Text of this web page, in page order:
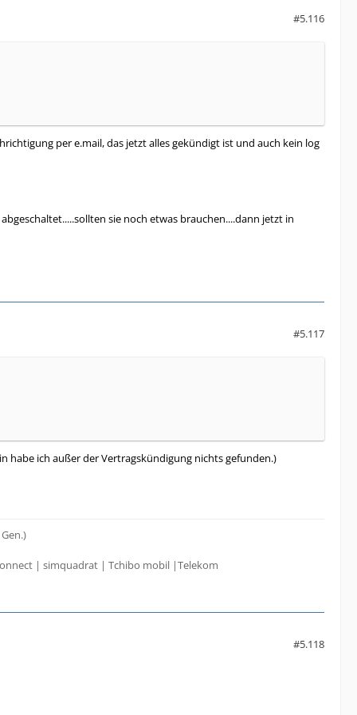
#5.116
per e.mail, das jetzt alles gekündigt ist und auch kein log
sie noch etwas brauchen....dann jetzt in
#5.117
habe ich außer der Vertragskündigung nichts gefunden.)
| simquadrat | Tchibo mobil |Telekom
#5.118